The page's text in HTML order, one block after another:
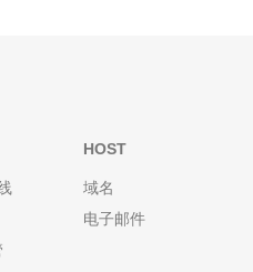
HOST
域名
电子邮件